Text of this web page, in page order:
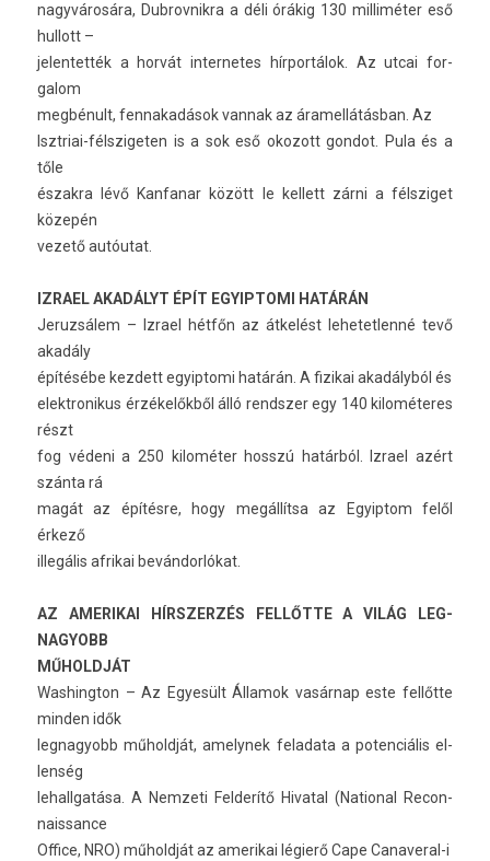
nagyvárosára, Dub­rovnik­ra a déli órákig 130 mil­limét­er eső
hul­lott –
jelen­tették a horvát in­ter­netes hírportálok. Az utcai for­
galom
megbénult, fen­nakadások van­nak az áramel­látás­ban. Az
Isztriai-félszigeten is a sok eső okozott gon­dot. Pula és a
tőle
észak­ra lévő Kan­fanar között le kel­lett zárni a félsziget
közepén
vezető autóutat.
IZ­RAEL AKADÁLYT ÉPÍT EGYIP­TOMI HATÁRÁN
Jeruz­sálem – Iz­rael hétfőn az átkelést lehetet­lenné tevő
akadály
építésébe kez­dett egyip­tomi határán. A fizikai akadályból és
elektronikus érzékelőkből álló re­ndsz­er egy 140 kilométeres
részt
fog védeni a 250 kilométer hosszú határból. Iz­rael azért
szánta rá
magát az építésre, hogy megállítsa az Egyip­tom felől
érkező
illegális af­rikai bevándorlókat.
AZ AMERIKAI HÍRSZER­ZÉS FELLŐTTE A VILÁG LEG­
NAGYOBB
MŰHOLDJÁT
Was­hington – Az Egyesült Államok vasárnap este fellőtte
mind­en idők
leg­nagyobb műholdját, amelynek feladata a poten­ciális el­
lenség
lehallgatása. A Nem­zeti Fel­derítő Hivat­al (Nation­al Re­con­
nais­sance
Of­fice, NRO) műholdját az amerikai légierő Cape Canaveral-i